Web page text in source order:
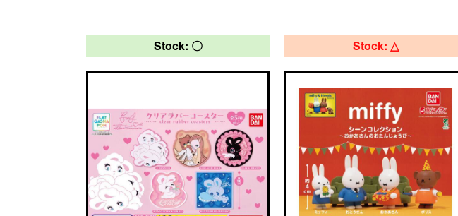
Stock: 〇 Stock: △